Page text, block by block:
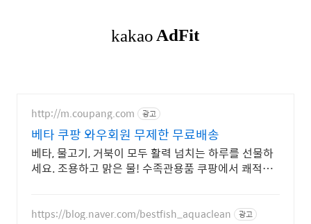
http://m.coupang.com 광고
베타 쿠팡 와우회원 무제한 무료배송
베타, 물고기, 거북이 모두 활력 넘치는 하루를 선물하
세요. 조용하고 맑은 물! 수족관용품 쿠팡에서 쾌적한
https://blog.naver.com/bestfish_aquaclean 광고